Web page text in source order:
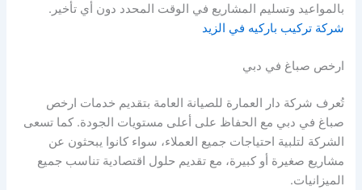
بالمواعيد وتسليم المشاريع في الوقت المحدد دون أي تأخير.
شركة تركيب باركيه في الزيد
ارخص صباغ في دبي
تُعرف شركة دار العمارة للصيانة العامة بتقديم خدمات ارخص
صباغ في دبي مع الحفاظ على أعلى مستويات الجودة. كما تسعى
الشركة لتلبية احتياجات جميع العملاء، سواء كانوا يبحثون عن
مشاريع صغيرة أو كبيرة، مع تقديم حلول اقتصادية تناسب جميع
الميزانيات.